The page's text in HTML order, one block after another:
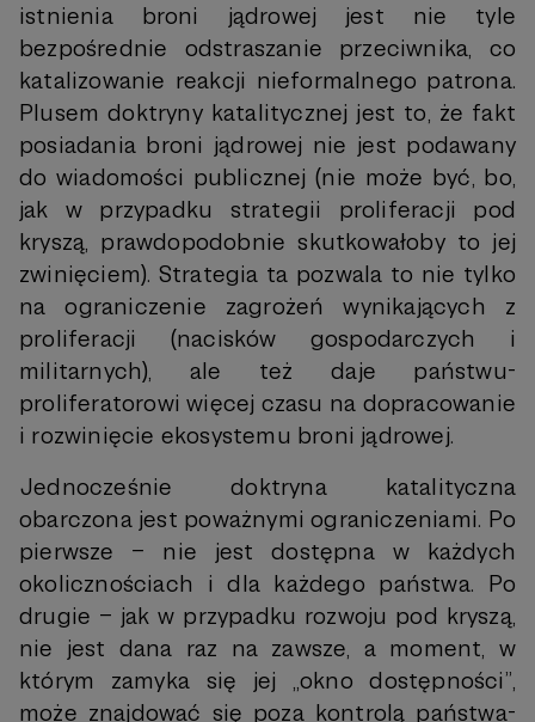
istnienia broni jądrowej jest nie tyle
bezpośrednie odstraszanie przeciwnika, co
katalizowanie reakcji nieformalnego patrona.
Plusem doktryny katalitycznej jest to, że fakt
posiadania broni jądrowej nie jest podawany
do wiadomości publicznej (nie może być, bo,
jak w przypadku strategii proliferacji pod
kryszą, prawdopodobnie skutkowałoby to jej
zwinięciem). Strategia ta pozwala to nie tylko
na ograniczenie zagrożeń wynikających z
proliferacji (nacisków gospodarczych i
militarnych), ale też daje państwu-
proliferatorowi więcej czasu na dopracowanie
i rozwinięcie ekosystemu broni jądrowej.
Jednocześnie doktryna katalityczna
obarczona jest poważnymi ograniczeniami. Po
pierwsze – nie jest dostępna w każdych
okolicznościach i dla każdego państwa. Po
drugie – jak w przypadku rozwoju pod kryszą,
nie jest dana raz na zawsze, a moment, w
którym zamyka się jej „okno dostępności”,
może znajdować się poza kontrolą państwa-